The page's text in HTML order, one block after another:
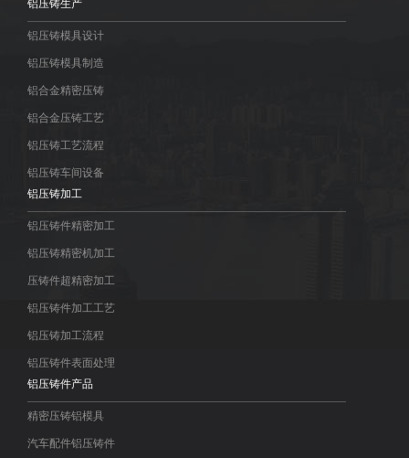
铝压铸生产
铝压铸模具设计
铝压铸模具制造
铝合金精密压铸
铝合金压铸工艺
铝压铸工艺流程
铝压铸车间设备
铝压铸加工
铝压铸件精密加工
铝压铸精密机加工
压铸件超精密加工
铝压铸件加工工艺
铝压铸加工流程
铝压铸件表面处理
铝压铸件产品
精密压铸铝模具
汽车配件铝压铸件